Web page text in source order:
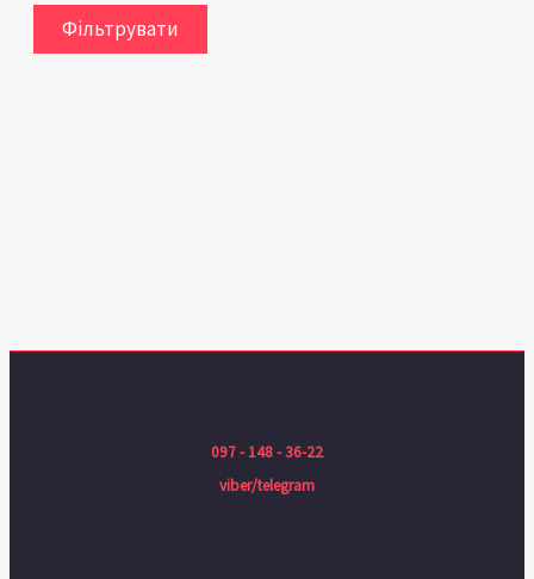
Фільтрувати
097 - 148 - 36-22
viber/telegram